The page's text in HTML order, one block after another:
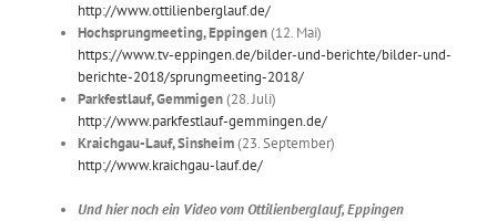
http://www.ottilienberglauf.de/
Hochsprungmeeting, Eppingen(12. Mai)
https://www.tv-eppingen.de/bilder-und-berichte/bilder-und-
berichte-2018/sprungmeeting-2018/
Parkfestlauf, Gemmigen(28. Juli)
http://www.parkfestlauf-gemmingen.de/
Kraichgau-Lauf, Sinsheim(23. September)
http://www.kraichgau-lauf.de/
Und hier noch ein Video vom Ottilienberglauf, Eppingen